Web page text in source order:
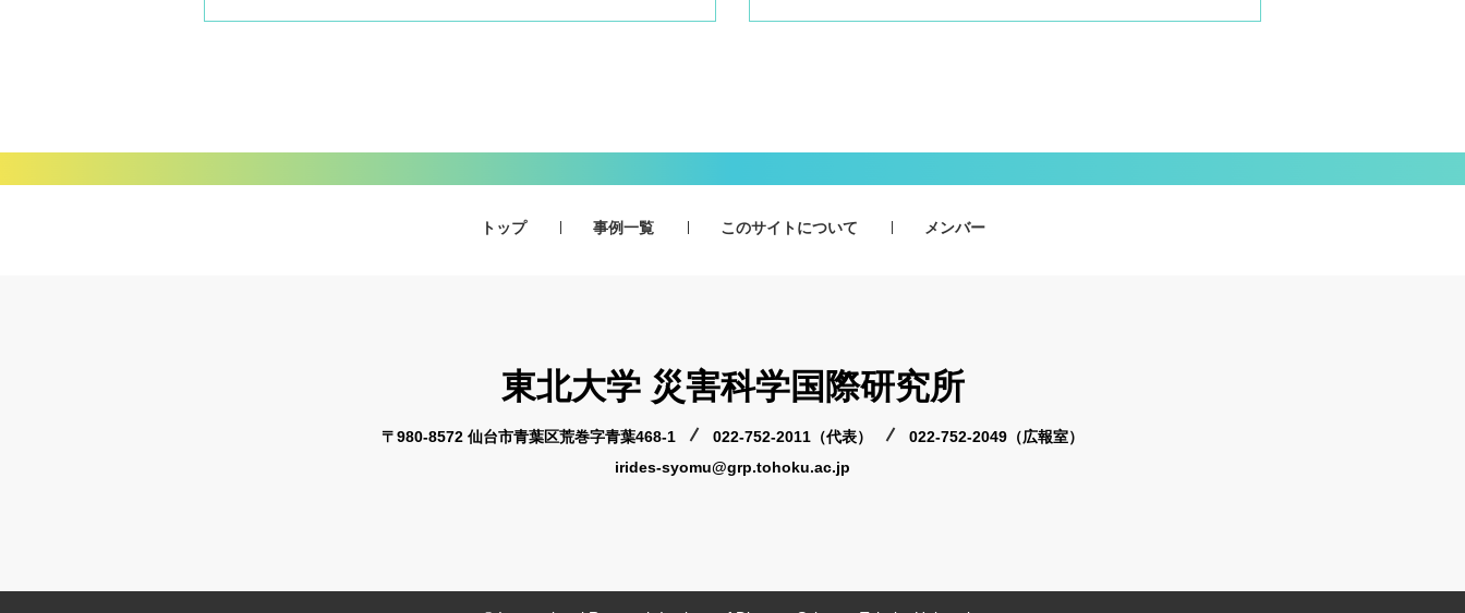
トップ 事例一覧 このサイトについて メンバー
東北大学 災害科学国際研究所
〒980-8572 仙台市青葉区荒巻字青葉468-1 022-752-2011（代表）
022-752-2049（広報室）
irides-syomu@grp.tohoku.ac.jp